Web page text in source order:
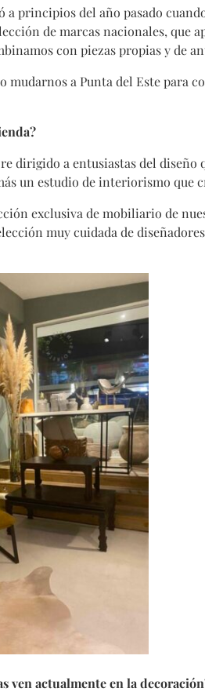
a principios del año pasado
de marcas nacionales, que
con piezas propias y de
mudarnos a Punta del Este para
dirigido a entusiastas del diseño
un estudio de interiorismo que
exclusiva de mobiliario de
muy cuidada de
ven actualmente en la